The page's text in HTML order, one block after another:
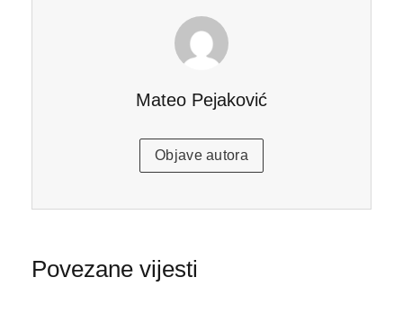
Mateo Pejaković
Objave autora
Povezane vijesti